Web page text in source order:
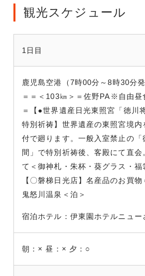
観光スケジュール
1日目
鹿児島空港（7時00分～8時30分
＝＝＜103㎞＞＝佐野PA※自由昼
＝【●世界遺産日光東照宮「徳川
特別祈祷】世界遺産の東照宮境内
付で廻ります。一般入室禁止の「
間」で特別祈祷後、客殿にて直会
て＜御神札・朱杯・葵グラス・福
【〇磐梯日光店】名産品のお買
鬼怒川温泉＜泊＞
宿泊ホテル：伊東園ホテルニュー
朝：× 昼：× 夕：○